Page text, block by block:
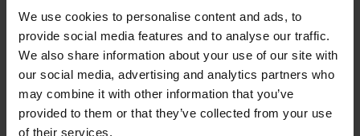
We use cookies to personalise content and ads, to
provide social media features and to analyse our traffic.
We also share information about your use of our site with
our social media, advertising and analytics partners who
may combine it with other information that you’ve
provided to them or that they’ve collected from your use
of their services.
Nagroda
Przekąska Inne
wszystko ok
Opinia dotyczy podobnego produktu:MR. BANDIT
NATURALS - paski z kozy 100% mięsa
0